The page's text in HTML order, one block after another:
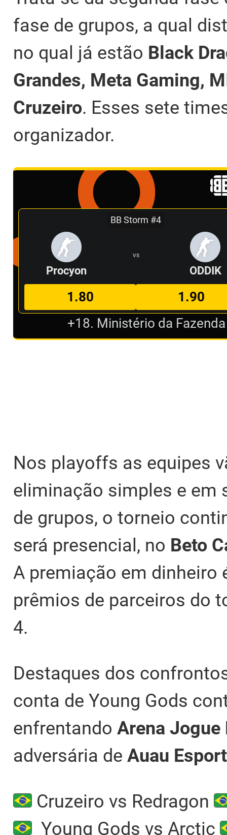
fase de grupos, a qual
no qual já estão Black
Grandes, Meta Gaming,
Cruzeiro. Esses sete
organizador.
BB Storm #4
Procyon
VS
ODDIK
1.80
1.90
+18. Ministério da
Nos playoffs as equipes
eliminação simples e em
de grupos, o torneio
será presencial, no Beto
A premiação em dinheiro
prêmios de parceiros do
4.
Destaques dos
conta de Young Gods
enfrentando Arena Jogue
adversária de Auau
Cruzeiro vs Redragon
Young Gods vs Arctic